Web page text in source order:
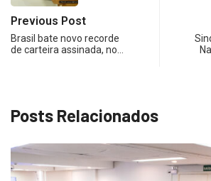
Previous Post
Brasil bate novo recorde
de carteira assinada, no…
Posts Relacionados